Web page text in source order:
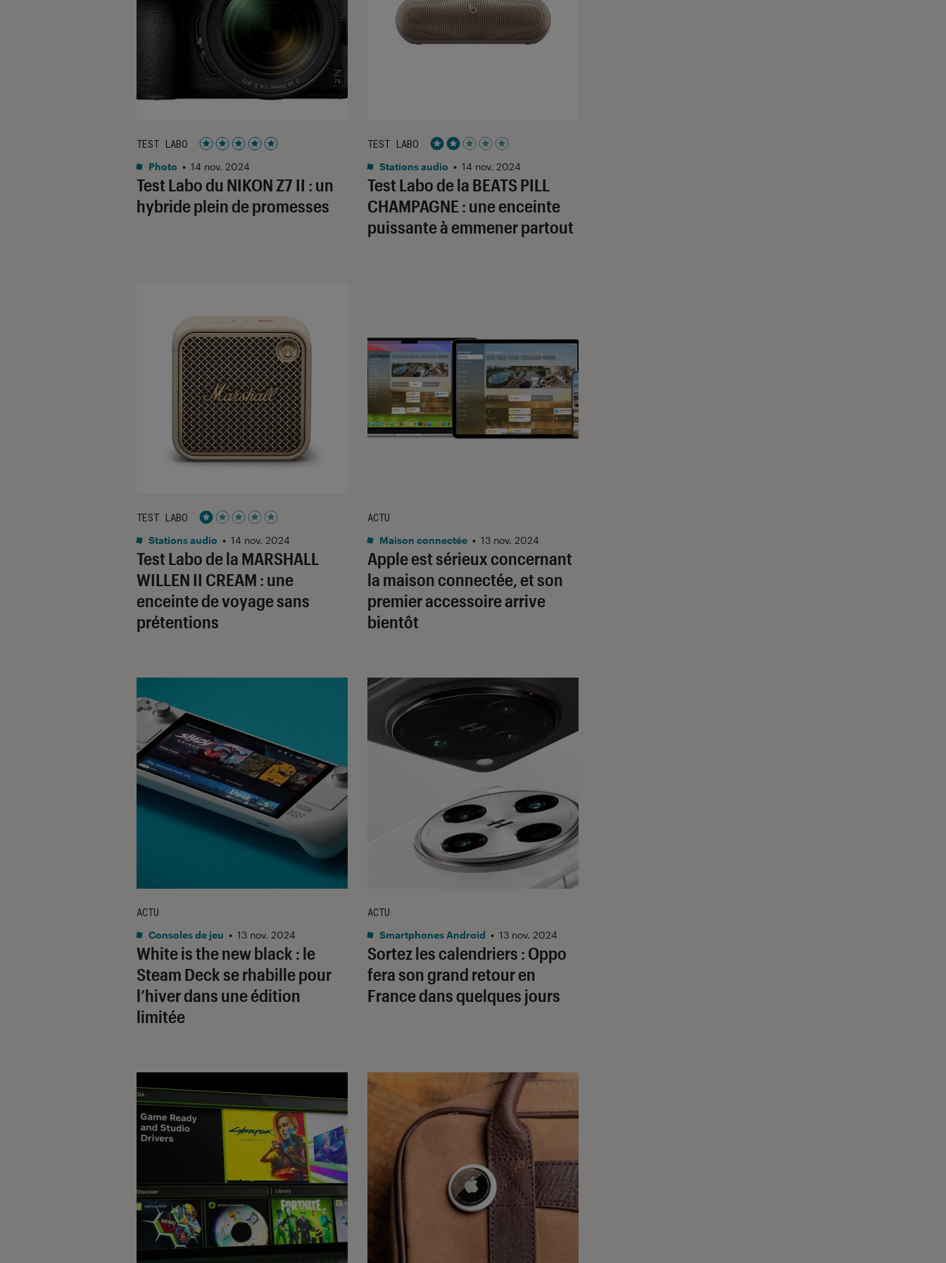
Test Labo du NIKON Z7 II : un
hybride plein de promesses
TEST LABO
Noté 5 étoiles sur 5
Photo • 14 nov. 2024
Test Labo de la BEATS PILL
CHAMPAGNE : une enceinte
puissante à emmener partout
TEST LABO
Noté 2 étoiles sur 5
Stations audio • 14 nov. 2024
Test Labo de la MARSHALL
WILLEN II CREAM : une
enceinte de voyage sans
prétentions
TEST LABO
Noté 1 étoiles sur 5
Stations audio • 14 nov. 2024
Apple est sérieux concernant
la maison connectée, et son
premier accessoire arrive
bientôt
ACTU
Maison connectée • 13 nov. 2024
White is the new black : le
Steam Deck se rhabille pour
l’hiver dans une édition
limitée
ACTU
Consoles de jeu • 13 nov. 2024
Sortez les calendriers : Oppo
fera son grand retour en
France dans quelques jours
ACTU
Smartphones Android • 13 nov. 2024